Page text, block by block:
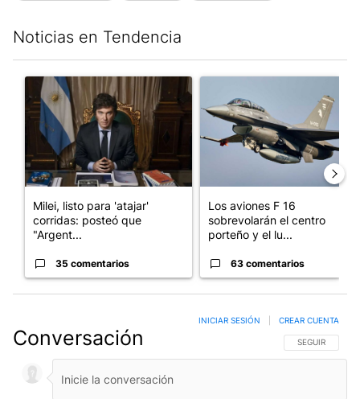
Noticias en Tendencia
Un artículo de tendencia con el título "Milei, listo para 'atajar'
Milei, listo para 'atajar'
corridas: posteó que
"Argent...
35 comentarios
Los aviones F 16
sobrevolarán el centro
porteño y el lu...
63 comentarios
Conversación SIGA ESTA
SEGUIR
INICIAR SESIÓN CREAR CUENTA